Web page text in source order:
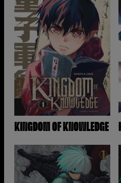
KINGDOM OF KNOWLEDGE